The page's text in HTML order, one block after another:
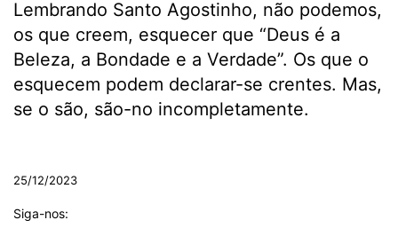
Lembrando Santo Agostinho, não podemos,
os que creem, esquecer que “Deus é a
Beleza, a Bondade e a Verdade”. Os que o
esquecem podem declarar-se crentes. Mas,
se o são, são-no incompletamente.
25/12/2023
Siga-nos: